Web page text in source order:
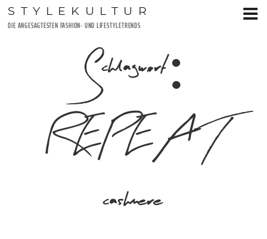
Zum
Inhalt
STYLEKULTUR
DIE ANGESAGTESTEN FASHION- UND LIFESTYLETRENDS
Schlagwort:
REPEAT
cashmere